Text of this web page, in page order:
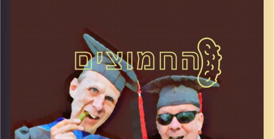
קרדיט תמונות:AudioVersity